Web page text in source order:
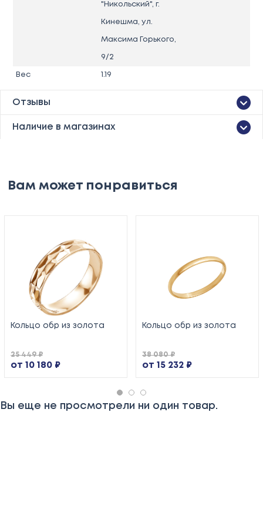
"Никольский", г.
Кинешма, ул.
Максима Горького,
9/2
Вес 1.19
Отзывы
Наличие в магазинах
Вам может понравиться
Кольцо обр из золота
от 10 180 ₽
25 449 ₽
Кольцо обр из золота
от 15 232 ₽
38 080 ₽
Вы еще не просмотрели ни один товар.